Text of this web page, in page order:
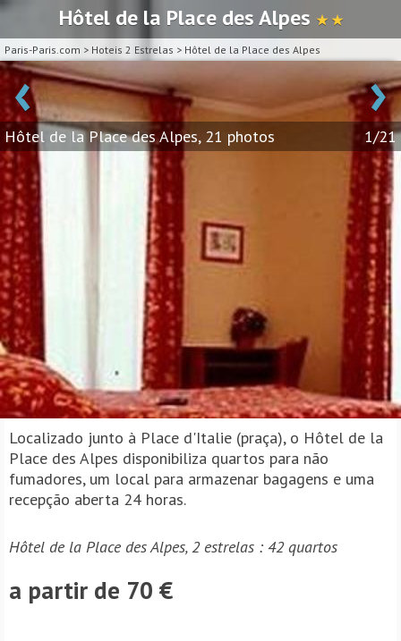
Hôtel de la Place des Alpes ★ ★
Paris-Paris.com > Hoteis 2 Estrelas > Hôtel de la Place des Alpes
‹ ›
Hôtel de la Place des Alpes, 21 photos 1/21
Localizado junto à Place d'Italie (praça), o Hôtel de la
Place des Alpes disponibiliza quartos para não
fumadores, um local para armazenar bagagens e uma
recepção aberta 24 horas.
Hôtel de la Place des Alpes, 2 estrelas : 42 quartos
a partir de 70 €